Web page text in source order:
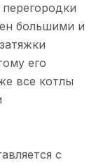
большими и
его
все котлы
с